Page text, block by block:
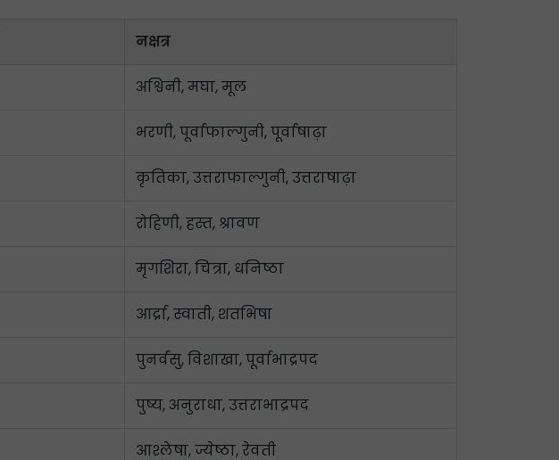
नक्षत्र
अश्विनी, मघा, मूल
भरणी, पूर्वाफाल्गुनी, पूर्वाषाढ़ा
कृतिका, उत्तराफाल्गुनी, उत्तराषाढ़ा
रोहिणी, हस्त, श्रावण
मृगशिरा, चित्रा, धनिष्ठा
आर्द्रा, स्वाती, शतभिषा
पुनर्वसु, विशाखा, पूर्वाभाद्रपद
पुष्य, अनुराधा, उत्तराभाद्रपद
आश्लेषा, ज्येष्ठा, रेवती